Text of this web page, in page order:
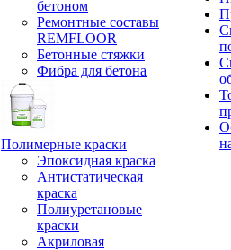
бетоном
Ремонтные составы
REMFLOOR
Бетонные стяжки
Фибра для бетона
Полимерные краски
Эпоксидная краска
Антистатическая
краска
Полиуретановые
краски
Акриловая